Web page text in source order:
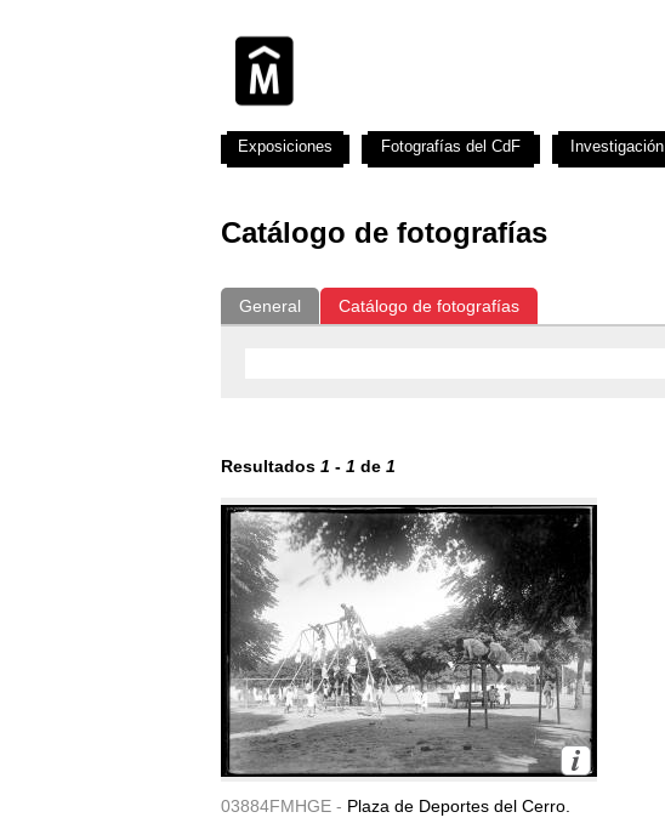
Catálogo de fotografías
General Catálogo de fotografías
Resultados 1 - 1 de 1
03884FMHGE - Plaza de Deportes del Cerro.
Exposiciones Fotografías del CdF Investigación